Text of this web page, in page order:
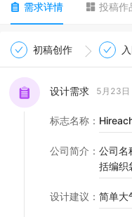
需求详情 投稿作
初稿创作
设计需求 5月23
标志名称 ：
公司简介 ： 公司名
括编织
设计建议 ： 简单大